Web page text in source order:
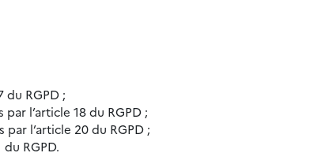
du RGPD ;
l’article 18 du RGPD ;
l’article 20 du RGPD ;
RGPD.